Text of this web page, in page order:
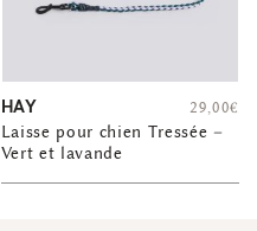
HAY
Laisse pour chien Tressée –
Vert et lavande
29,00€